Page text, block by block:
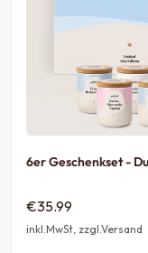
6er Geschenkset -
€35.99
inkl.MwSt, zzgl.Versand